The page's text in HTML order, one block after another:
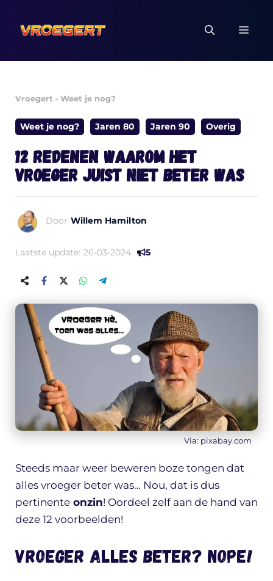
naar
inhoud
Vroegert »Weet je nog?
Weet je nog? Jaren 80 Jaren 90 Overig
12 redenen waarom het
vroeger juist NIET beter was
Door Willem Hamilton
Laatste update: 26-03-2024 5
Via: pixabay.com
Steeds maar weer beweren boze tongen dat
alles vroeger beter was… Nou, dat is dus
pertinente onzin! Oordeel zelf aan de hand van
deze 12 voorbeelden!
Vroeger alles beter? Nope!